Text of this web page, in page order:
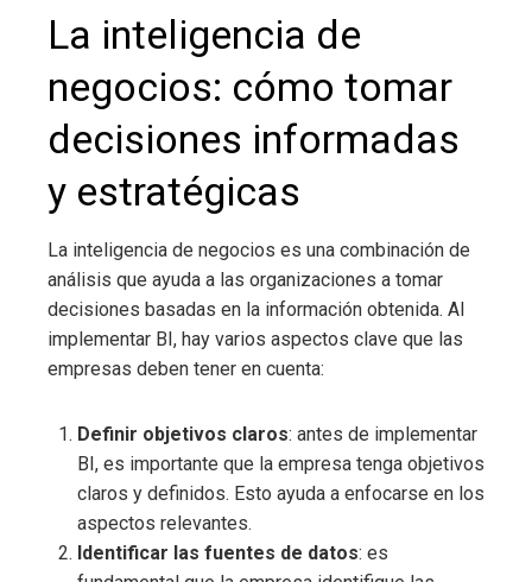
La inteligencia de
negocios: cómo tomar
decisiones informadas
y estratégicas
La inteligencia de negocios es una combinación de
análisis que ayuda a las organizaciones a tomar
decisiones basadas en la información obtenida. Al
implementar BI, hay varios aspectos clave que las
empresas deben tener en cuenta:
Definir objetivos claros: antes de implementar
BI, es importante que la empresa tenga objetivos
claros y definidos. Esto ayuda a enfocarse en los
aspectos relevantes.
Identificar las fuentes de datos: es